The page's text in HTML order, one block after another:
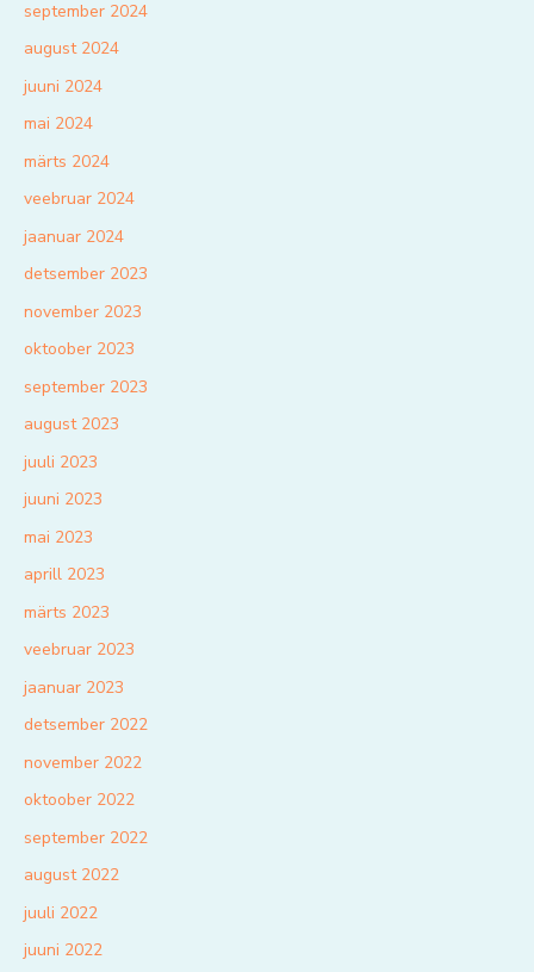
september 2024
august 2024
juuni 2024
mai 2024
märts 2024
veebruar 2024
jaanuar 2024
detsember 2023
november 2023
oktoober 2023
september 2023
august 2023
juuli 2023
juuni 2023
mai 2023
aprill 2023
märts 2023
veebruar 2023
jaanuar 2023
detsember 2022
november 2022
oktoober 2022
september 2022
august 2022
juuli 2022
juuni 2022